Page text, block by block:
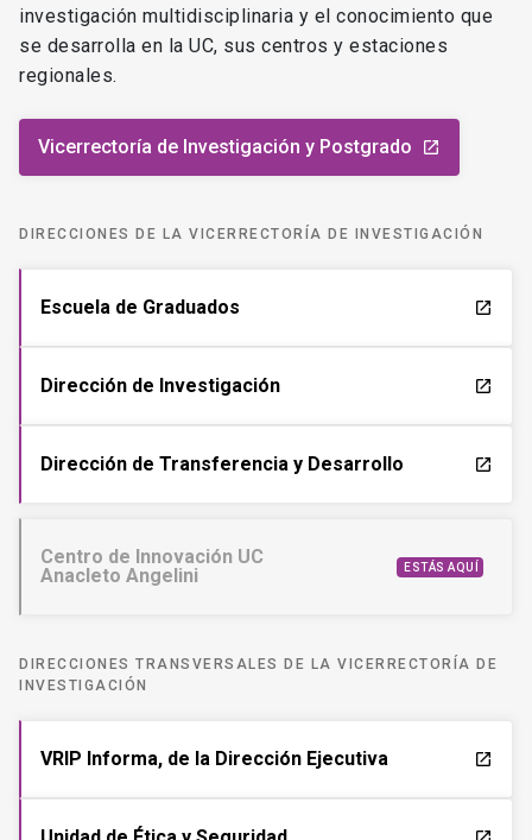
investigación multidisciplinaria y el conocimiento que
se desarrolla en la UC, sus centros y estaciones
regionales.
Vicerrectoría de Investigación y Postgrado launch
DIRECCIONES DE LA VICERRECTORÍA DE INVESTIGACIÓN
Escuela de Graduados launch
Dirección de Investigación launch
Dirección de Transferencia y Desarrollo launch
Centro de Innovación UC
Anacleto Angelini
ESTÁS AQUÍ
DIRECCIONES TRANSVERSALES DE LA VICERRECTORÍA DE
INVESTIGACIÓN
VRIP Informa, de la Dirección Ejecutiva launch